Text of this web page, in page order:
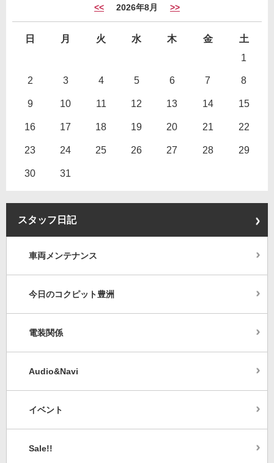
<< 2026年8月 >>
日 月 火 水 木 金
土
1
2 3 4 5 6 7 8
9 10 11 12 13 14 15
16 17 18 19 20 21 22
23 24 25 26 27 28 29
30 31
スタッフ日記
車両メンテナンス
今日のコクピット豊洲
電装関係
Audio&Navi
イベント
Sale!!